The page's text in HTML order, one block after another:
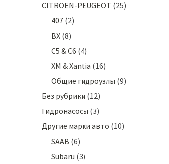
CITROEN-PEUGEOT (25)
407 (2)
BX (8)
C5 & C6 (4)
XM & Xantia (16)
Общие гидроузлы (9)
Без рубрики (12)
Гидронасосы (3)
Другие марки авто (10)
SAAB (6)
Subaru (3)